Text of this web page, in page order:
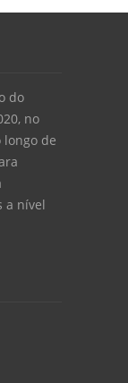
do
no
longo de
a nível